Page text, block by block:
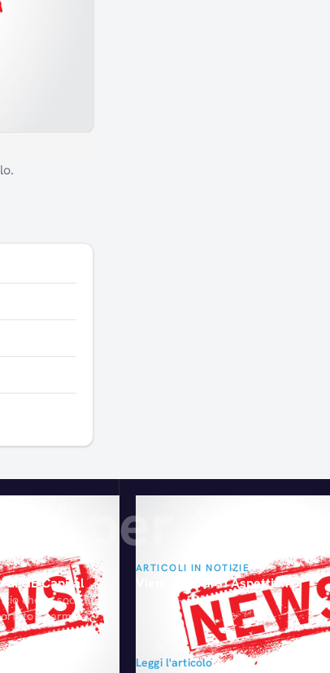
per te
di GE Capital
che la società
a termine
GE Capital Fleet
è stata
ed
ARTICOLI IN NOTIZIE
Vieni in fiera. Ti Aspettiamo!
Leggi l'articolo